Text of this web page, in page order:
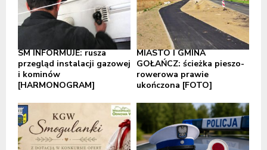
SM INFORMUJE: rusza
przegląd instalacji gazowej
i kominów
[HARMONOGRAM]
MIASTO I GMINA
GOŁAŃCZ: ścieżka pieszo-
rowerowa prawie
ukończona [FOTO]